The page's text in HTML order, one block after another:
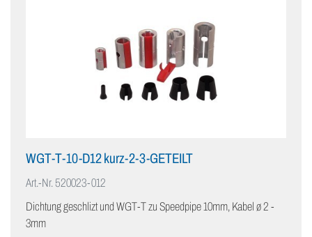
WGT-T-10-D12 kurz-2-3-GETEILT
Art.-Nr. 520023-012
Dichtung geschlizt und WGT-T zu Speedpipe 10mm, Kabel ø 2 -
3mm